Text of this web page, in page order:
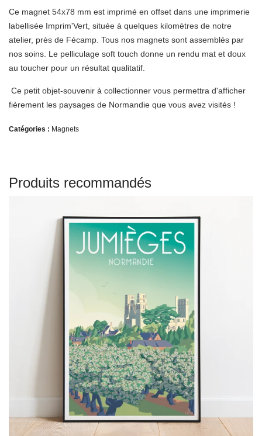
Ce magnet 54x78 mm est imprimé en offset dans une imprimerie
labellisée Imprim'Vert, située à quelques kilomètres de notre
atelier, près de Fécamp. Tous nos magnets sont assemblés par
nos soins. Le pelliculage soft touch donne un rendu mat et doux
au toucher pour un résultat qualitatif.
Ce petit objet-souvenir à collectionner vous permettra d'afficher
fièrement les paysages de Normandie que vous avez visités !
Catégories : Magnets
Produits recommandés